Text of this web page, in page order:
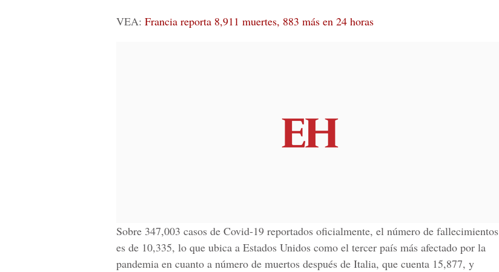
VEA: Francia reporta 8,911 muertes, 883 más en 24 horas
Sobre 347,003 casos de Covid-19 reportados oficialmente, el número de fallecimientos
es de 10,335, lo que ubica a Estados Unidos como el tercer país más afectado por la
pandemia en cuanto a número de muertos después de Italia, que cuenta 15,877, y